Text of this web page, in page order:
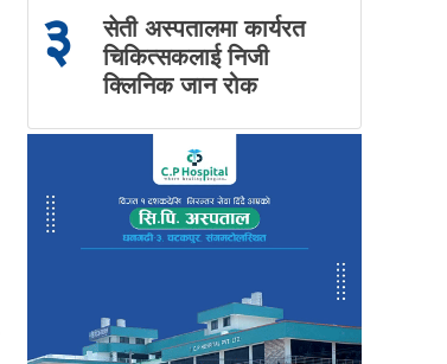
३
सेती अस्पतालमा कार्यरत
चिकित्सकलाई निजी
क्लिनिक जान रोक